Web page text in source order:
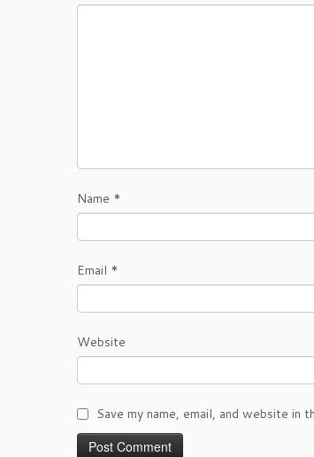
Name *
Email *
Website
Save my name, email, and website